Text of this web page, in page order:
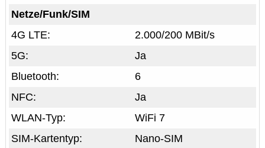
Netze/Funk/SIM
2.000/200 MBit/s
4G LTE:
Ja
5G:
6
Bluetooth:
Ja
NFC:
WiFi 7
WLAN-Typ:
Nano-SIM
SIM-Kartentyp: